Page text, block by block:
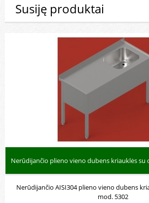
Susiję produktai
Nerūdijančio plieno vieno dubens kriauklės su
Nerūdijančio AISI304 plieno vieno dubens
mod. 5302